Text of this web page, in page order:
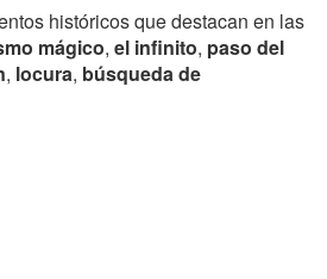
históricos que destacan en las
mágico, el infinito, paso del
, locura, búsqueda de